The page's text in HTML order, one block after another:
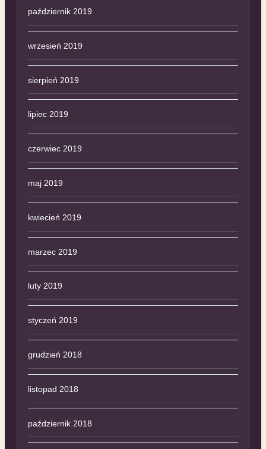
październik 2019
wrzesień 2019
sierpień 2019
lipiec 2019
czerwiec 2019
maj 2019
kwiecień 2019
marzec 2019
luty 2019
styczeń 2019
grudzień 2018
listopad 2018
październik 2018